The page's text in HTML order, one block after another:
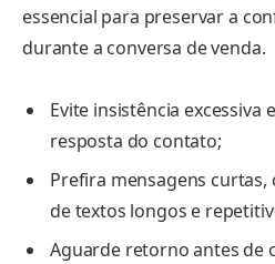
essencial para preservar a
durante a conversa de venda.
Evite insistência excessiva
resposta do contato;
Prefira mensagens curtas,
de textos longos e
Aguarde retorno antes de